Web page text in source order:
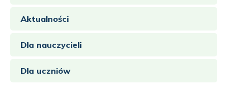
Aktualności
Dla nauczycieli
Dla uczniów